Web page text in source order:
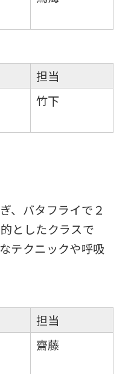
担当
竹下
、バタフライで２
としたクラスで
テクニックや呼吸
担当
齋藤